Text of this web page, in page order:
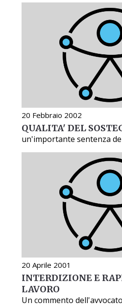
20 Febbraio 2002
QUALITA' DEL
un'importante sentenza
20 Aprile 2001
INTERDIZIONE E
LAVORO
Un commento